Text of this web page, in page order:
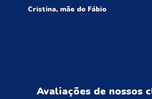
Cristina, mãe do Fábio
Avaliações de nossos